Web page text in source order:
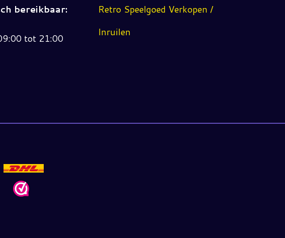
bereikbaar:
tot 21:00
Retro Speelgoed Verkopen /
Inruilen